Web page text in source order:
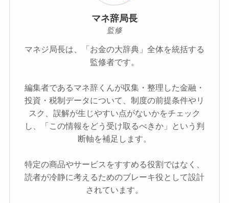
マネ辞局長
監修
マネジ局長は、「お金の大辞典」全体を統括する
監修者です。
編集者であるマネ辞くんが収集・整理した金融・
投資・税制データについて、制度の前提条件やリ
スク、誤解が生じやすい点がないかをチェック
し、「この情報をどう受け取るべきか」という判
断軸を補足します。
特定の商品やサービスをすすめる役割ではなく、
読者が冷静に考えるためのブレーキ役として設計
されています。